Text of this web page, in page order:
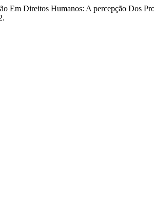
Em Direitos Humanos: A percepção Dos